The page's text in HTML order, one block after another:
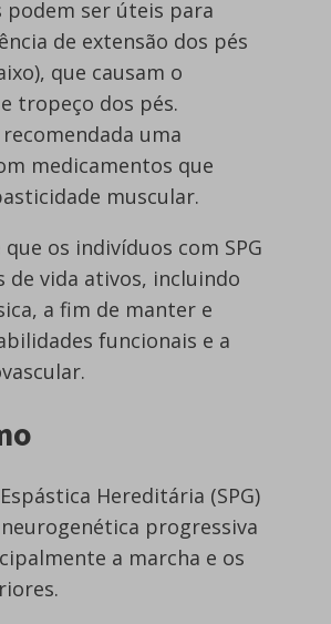
podem ser úteis para
de extensão dos pés
que causam o
tropeço dos pés.
uma
medicamentos que
muscular.
que os indivíduos com SPG
de vida ativos, incluindo
a fim de manter e
funcionais e a
Hereditária (SPG)
progressiva
a marcha e os